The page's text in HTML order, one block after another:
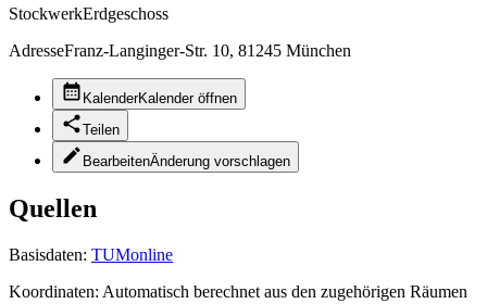
StockwerkErdgeschoss
AdresseFranz-Langinger-Str. 10, 81245 München
KalenderKalender öffnen
Teilen
BearbeitenÄnderung vorschlagen
Quellen
Basisdaten: TUMonline
Koordinaten: Automatisch berechnet aus den zugehörigen Räumen